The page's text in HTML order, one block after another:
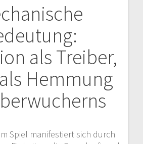
als Treiber,
Hemmung
Spiel manifestiert sich durch